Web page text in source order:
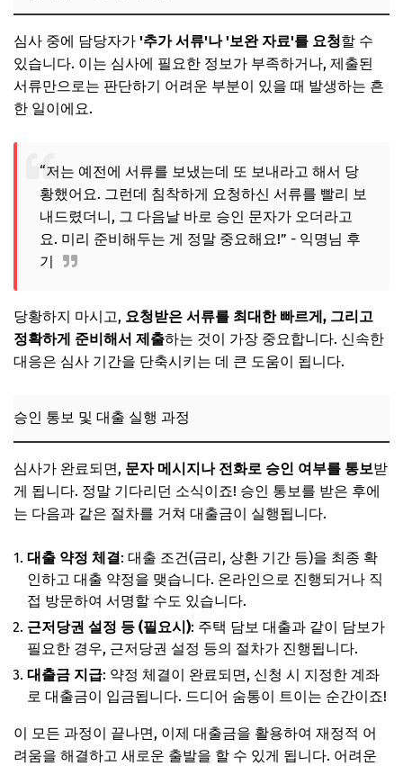
심사 중에 담당자가 '추가 서류'나 '보완 자료'를 요청할 수
있습니다. 이는 심사에 필요한 정보가 부족하거나, 제출된
서류만으로는 판단하기 어려운 부분이 있을 때 발생하는 흔
한 일이에요.
“저는 예전에 서류를 보냈는데 또 보내라고 해서 당
황했어요. 그런데 침착하게 요청하신 서류를 빨리 보
내드렸더니, 그 다음날 바로 승인 문자가 오더라고
요. 미리 준비해두는 게 정말 중요해요!” - 익명님 후
기
당황하지 마시고, 요청받은 서류를 최대한 빠르게, 그리고
정확하게 준비해서 제출하는 것이 가장 중요합니다. 신속한
대응은 심사 기간을 단축시키는 데 큰 도움이 됩니다.
승인 통보 및 대출 실행 과정
심사가 완료되면, 문자 메시지나 전화로 승인 여부를 통보받
게 됩니다. 정말 기다리던 소식이죠! 승인 통보를 받은 후에
는 다음과 같은 절차를 거쳐 대출금이 실행됩니다.
대출 약정 체결: 대출 조건(금리, 상환 기간 등)을 최종 확
인하고 대출 약정을 맺습니다. 온라인으로 진행되거나 직
접 방문하여 서명할 수도 있습니다.
근저당권 설정 등 (필요시): 주택 담보 대출과 같이 담보가
필요한 경우, 근저당권 설정 등의 절차가 진행됩니다.
대출금 지급: 약정 체결이 완료되면, 신청 시 지정한 계좌
로 대출금이 입금됩니다. 드디어 숨통이 트이는 순간이죠!
이 모든 과정이 끝나면, 이제 대출금을 활용하여 재정적 어
려움을 해결하고 새로운 출발을 할 수 있게 됩니다. 어려운